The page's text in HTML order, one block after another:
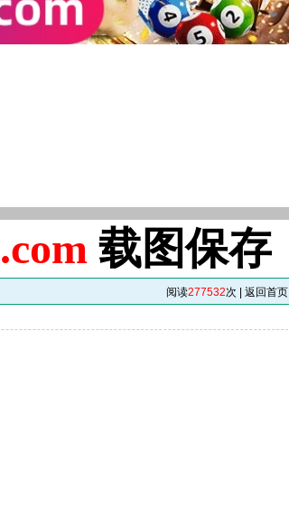
.com 载图保存
阅读277532次 | 返回首页